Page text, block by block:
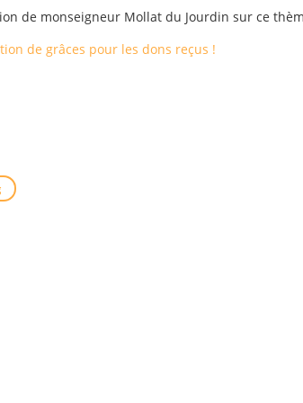
de monseigneur Mollat du Jourdin sur ce
de grâces pour les dons reçus !